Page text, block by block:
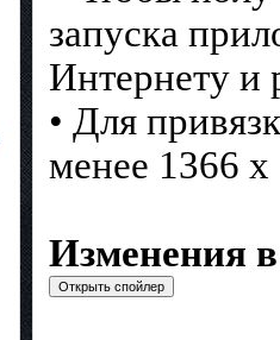
запуска
Интернету и
• Для
менее 1366 x
Изменения